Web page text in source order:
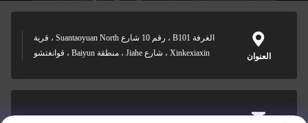
العنوان
الغرفة B101 ، رقم 10 شارع Suantaoyuan North ، قرية
Xinkexiaxin ، شارع Jiahe ، منطقة Baiyun ، قوانغتشو